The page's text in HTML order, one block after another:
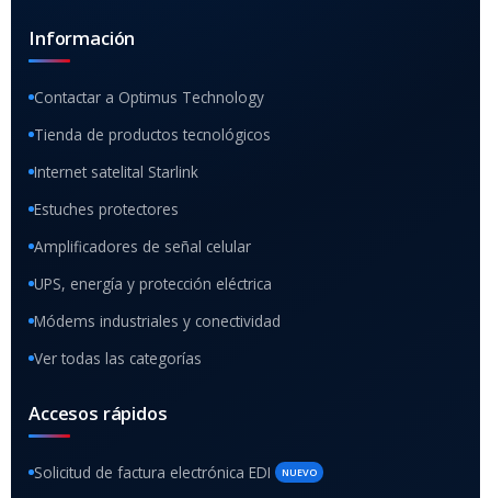
Información
Contactar a Optimus Technology
Tienda de productos tecnológicos
Internet satelital Starlink
Estuches protectores
Amplificadores de señal celular
UPS, energía y protección eléctrica
Módems industriales y conectividad
Ver todas las categorías
Accesos rápidos
Solicitud de factura electrónica EDI NUEVO